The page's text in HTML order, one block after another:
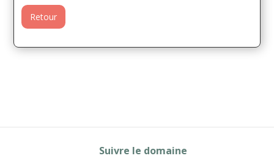
Retour
Suivre le domaine